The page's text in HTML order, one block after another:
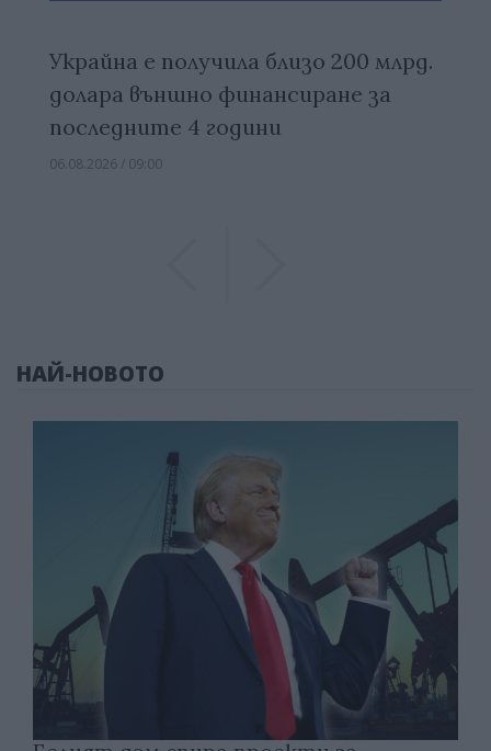
Украйна е получила близо 200 млрд.
долара външно финансиране за
последните 4 години
06.08.2026 / 09:00
НАЙ-НОВОТО